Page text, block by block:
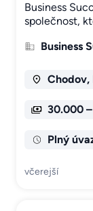
Business
společnost,
Business
Chodov,
30.000
Plný
včerejší